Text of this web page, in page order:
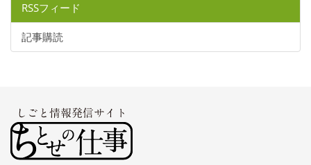
RSSフィード
記事購読